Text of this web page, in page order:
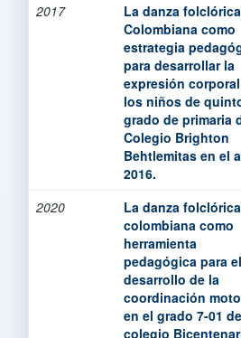
2017
La danza folclórica
Colombiana como
estrategia
para desarrollar la
expresión
los niños de
grado de primaria
Colegio Brighton
Behtlemitas en el
2016.
2020
La danza folclórica
colombiana como
herramienta
pedagógica para el
desarrollo de la
coordinación
en el grado 7-01
colegio